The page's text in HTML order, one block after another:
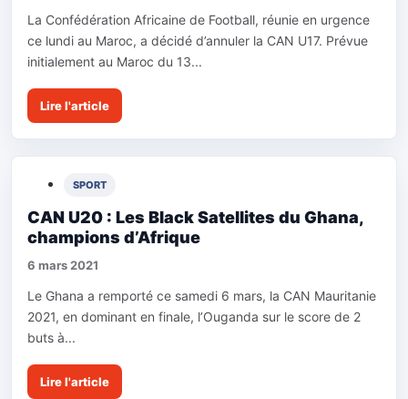
La Confédération Africaine de Football, réunie en urgence
ce lundi au Maroc, a décidé d’annuler la CAN U17. Prévue
initialement au Maroc du 13...
Lire l'article
SPORT
CAN U20 : Les Black Satellites du Ghana,
champions d’Afrique
6 mars 2021
Le Ghana a remporté ce samedi 6 mars, la CAN Mauritanie
2021, en dominant en finale, l’Ouganda sur le score de 2
buts à...
Lire l'article